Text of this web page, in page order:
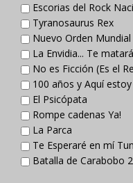
Escorias del Rock
Tyranosaurus Rex
Nuevo Orden Mundial
La Envidia... Te
No es Ficción (Es el
100 años y Aquí estoy
El Psicópata
Rompe cadenas Ya!
La Parca
Te Esperaré en mí
Batalla de Carabobo